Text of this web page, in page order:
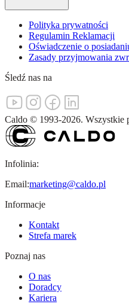
Polityka prywatności
Regulamin Reklamacji
Oświadczenie o
Zasady przyjmowania
Śledź nas na
Caldo © 1993-2026. Wszystkie
Infolinia:
Email:marketing@caldo.pl
Informacje
Kontakt
Strefa marek
Poznaj nas
O nas
Doradcy
Kariera